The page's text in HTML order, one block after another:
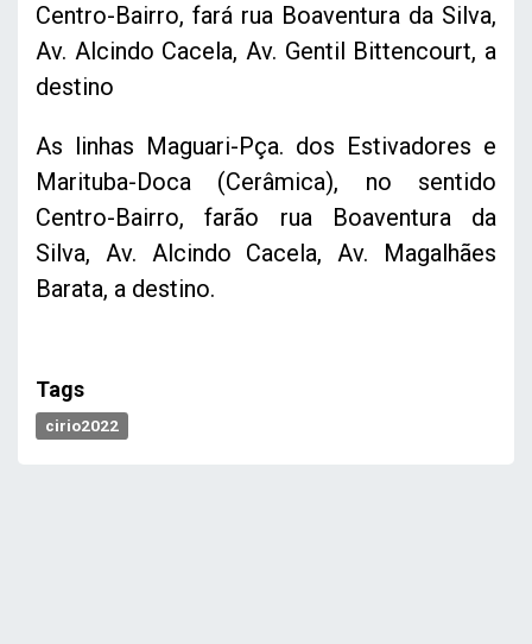
Centro-Bairro, fará rua Boaventura da Silva,
Av. Alcindo Cacela, Av. Gentil Bittencourt, a
destino
As linhas Maguari-Pça. dos Estivadores e
Marituba-Doca (Cerâmica), no sentido
Centro-Bairro, farão rua Boaventura da
Silva, Av. Alcindo Cacela, Av. Magalhães
Barata, a destino.
Tags
cirio2022